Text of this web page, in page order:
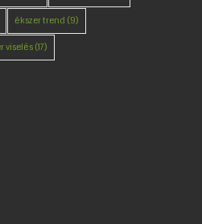
ékszer trend (9)
viselés(17)